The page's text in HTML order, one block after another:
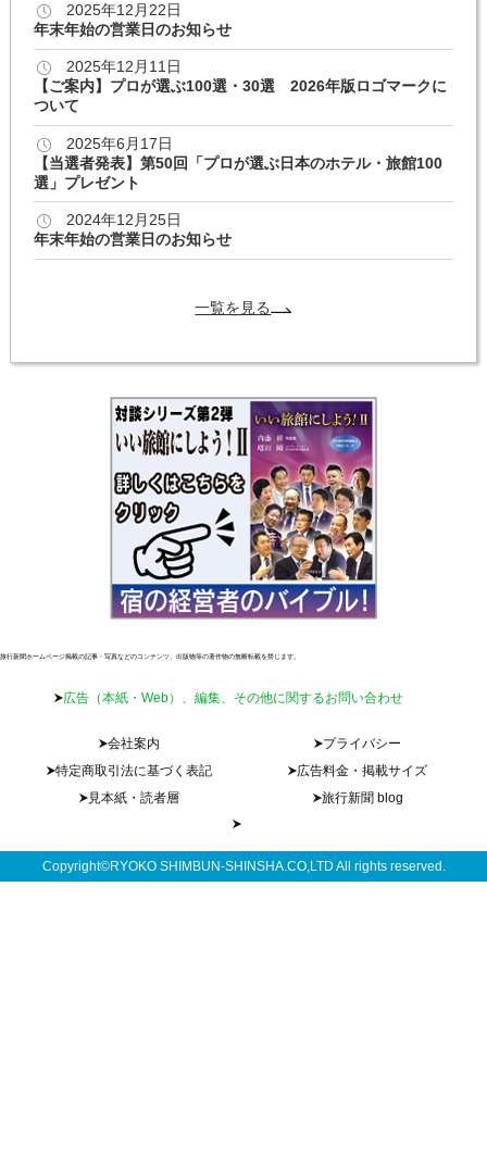
2025年12月22日
年末年始の営業日のお知らせ
2025年12月11日
【ご案内】プロが選ぶ100選・30選 2026年版ロゴマークに
ついて
2025年6月17日
【当選者発表】第50回「プロが選ぶ日本のホテル・旅館100
選」プレゼント
2024年12月25日
年末年始の営業日のお知らせ
一覧を見る
旅行新聞ホームページ掲載の記事・写真などのコンテンツ、出版物等の著作物の無断転載を禁じます。
広告（本紙・Web）、編集、その他に関するお問い合わせ
会社案内
プライバシー
特定商取引法に基づく表記
広告料金・掲載サイズ
見本紙・読者層
旅行新聞 blog
Copyright©RYOKO SHIMBUN-SHINSHA.CO,LTD All rights reserved.